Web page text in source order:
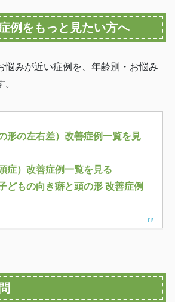
例をもっと見たい方へ
悩みが近い症例を、年齢別・お悩み
形の左右差）改善症例一覧を見
症）改善症例一覧を見る
どもの向き癖と頭の形 改善症例